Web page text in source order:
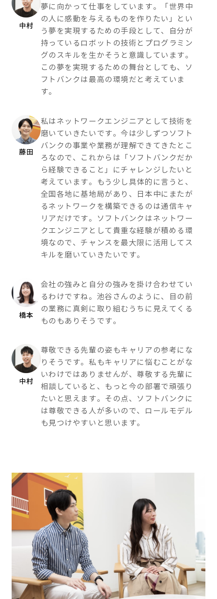
中村
夢に向かって仕事をしています。「世界中
の人に感動を与えるものを作りたい」とい
う夢を実現するための手段として、自分が
持っているロボットの技術とプログラミン
グのスキルを生かそうと意識しています。
この夢を実現するための舞台としても、ソ
フトバンクは最高の環境だと考えていま
す。
藤田
私はネットワークエンジニアとして技術を
磨いていきたいです。今は少しずつソフト
バンクの事業や業務が理解できてきたとこ
ろなので、これからは「ソフトバンクだか
ら経験できること」にチャレンジしたいと
考えています。もう少し具体的に言うと、
全国各地に基地局があり、日本中にまたが
るネットワークを構築できるのは通信キャ
リアだけです。ソフトバンクはネットワー
クエンジニアとして貴重な経験が積める環
境なので、チャンスを最大限に活用してス
キルを磨いていきたいです。
橋本
会社の強みと自分の強みを掛け合わせてい
るわけですね。池谷さんのように、目の前
の業務に真剣に取り組むうちに見えてくる
ものもありそうです。
中村
尊敬できる先輩の姿もキャリアの参考にな
りそうです。私もキャリアに悩むことがな
いわけではありませんが、尊敬する先輩に
相談していると、もっと今の部署で頑張り
たいと思えます。その点、ソフトバンクに
は尊敬できる人が多いので、ロールモデル
も見つけやすいと思います。